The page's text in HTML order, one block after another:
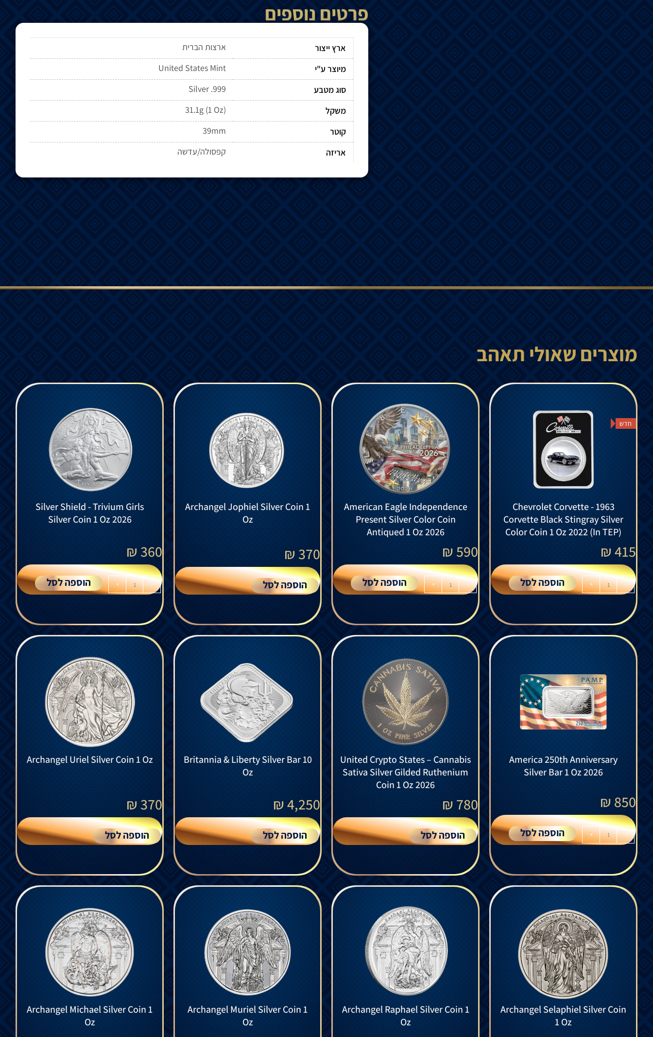
פרטים נוספים
ארץ ייצור
ארצות הברית
מיוצר ע"י
United States Mint
סוג מטבע
Silver .999
משקל
31.1g (1 Oz)
קוטר
39mm
אריזה
קפסולה/עדשה
מוצרים שאולי תאהב
חדש
Chevrolet Corvette - 1963
Corvette Black Stingray Silver
Color Coin 1 Oz 2022 (In TEP)
415
₪
-
+ הוספה לסל
American Eagle Independence
Present Silver Color Coin
Antiqued 1 Oz 2026
590
₪
-
+ הוספה לסל
Archangel Jophiel Silver Coin 1
Oz
370
₪
הוספה לסל
Silver Shield - Trivium Girls
Silver Coin 1 Oz 2026
360
₪
-
+ הוספה לסל
America 250th Anniversary
Silver Bar 1 Oz 2026
850
₪
-
+ הוספה לסל
United Crypto States – Cannabis
Sativa Silver Gilded Ruthenium
Coin 1 Oz 2026
780
₪
הוספה לסל
Britannia & Liberty Silver Bar 10
Oz
4,250
₪
הוספה לסל
Archangel Uriel Silver Coin 1 Oz
370
₪
הוספה לסל
Archangel Selaphiel Silver Coin
1 Oz
Archangel Raphael Silver Coin 1
Oz
Archangel Muriel Silver Coin 1
Oz
Archangel Michael Silver Coin 1
Oz